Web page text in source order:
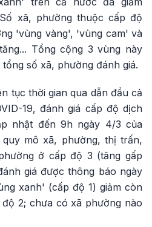
xã, phường thuộc cấp độ
'vùng vàng', 'vùng cam' và
Tổng cộng 3 vùng này
số xã, phường đánh giá.
tục thời gian qua dẫn đầu cả
19, đánh giá cấp độ dịch
nhật đến 9h ngày 4/3 của
mô xã, phường, thị trấn,
ở cấp độ 3 (tăng gấp
giá được thông báo ngày
xanh' (cấp độ 1) giảm còn
2; chưa có xã phường nào